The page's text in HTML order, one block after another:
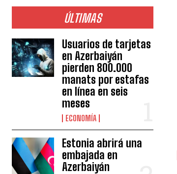
ÚLTIMAS
Usuarios de tarjetas
en Azerbaiyán
pierden 800.000
manats por estafas
en línea en seis
meses
ECONOMÍA
Estonia abrirá una
embajada en
Azerbaiyán